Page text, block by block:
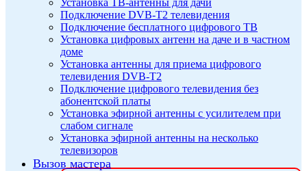
Подключение DVB-T2 телевидения
Подключение бесплатного цифрового ТВ
Установка цифровых антенн на даче и в частном
доме
Установка антенны для приема цифрового
телевидения DVB-T2
Подключение цифрового телевидения без
абонентской платы
Установка эфирной антенны с усилителем при
слабом сигнале
Установка эфирной антенны на несколько
телевизоров
Вызов мастера